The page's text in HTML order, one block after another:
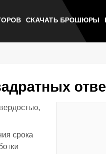
СКАЧАТЬ БРОШЮРЫ
срока